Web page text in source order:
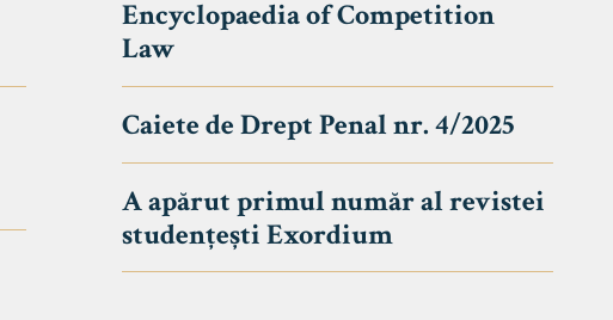
Encyclopaedia of Competition
Law
Caiete de Drept Penal nr. 4/2025
A apărut primul număr al revistei
studențești Exordium